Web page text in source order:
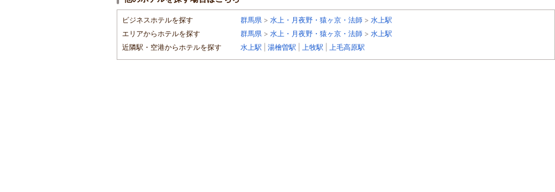
ビジネスホテルを探す 群馬県 > 水上・月夜野・猿ヶ京・法師 > 水上駅
エリアからホテルを探す
群馬県 > 水上・月夜野・猿ヶ京・法師 > 水上駅
近隣駅・空港からホテルを探す
水上駅 湯檜曽駅 上牧駅 上毛高原駅